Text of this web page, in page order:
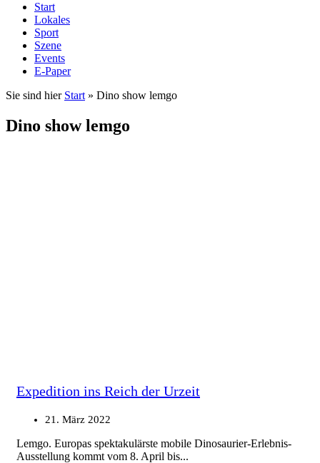
Start
Lokales
Sport
Szene
Events
E-Paper
Sie sind hier Start » Dino show lemgo
Dino show lemgo
Expedition ins Reich der Urzeit
21. März 2022
Lemgo. Europas spektakulärste mobile Dinosaurier-Erlebnis-
Ausstellung kommt vom 8. April bis...